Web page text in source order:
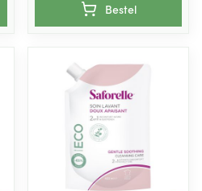
Bestel